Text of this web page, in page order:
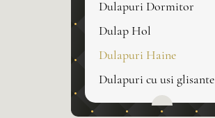
Dulapuri Dormitor
Dulap Hol
Dulapuri Haine
Dulapuri cu usi glisante